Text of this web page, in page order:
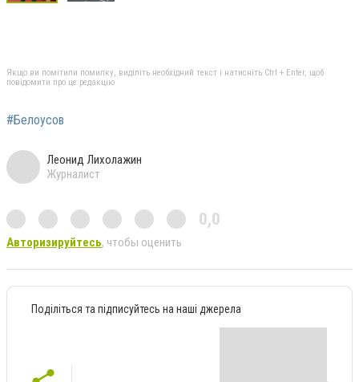
Якщо ви помітили помилку, виділіть необхідний текст і натисніть Ctrl + Enter, щоб
повідомити про це редакцію
#Белоусов
Леонид Лихолажин
Журналист
0,0
Авторизируйтесь, чтобы оценить
Поділіться та підписуйтесь на наші джерела